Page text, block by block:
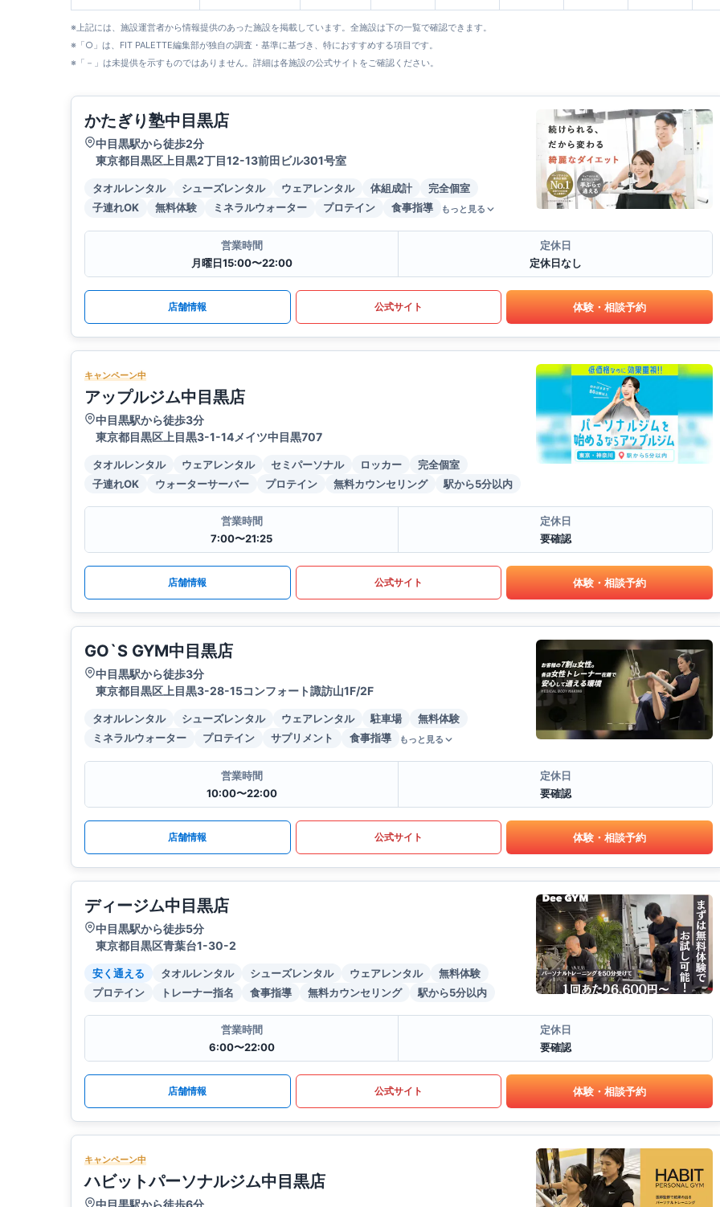
※上記には、施設運営者から情報提供のあった施設を掲載しています。全施設は下の一覧で確認できます。
※「○」は、FIT PALETTE編集部が独自の調査・基準に基づき、特におすすめする項目です。
※「－」は未提供を示すものではありません。詳細は各施設の公式サイトをご確認ください。
かたぎり塾中目黒店
中目黒駅から徒歩2分
東京都目黒区上目黒2丁目12-13前田ビル301号室
タオルレンタル シューズレンタル ウェアレンタル 体組成計
完全個室
子連れOK
無料体験 ミネラルウォーター プロテイン 食事指導 もっと見る
営業時間
月曜日15:00〜22:00
定休日
定休日なし
店舗情報 公式サイト 体験・相談予約
キャンペーン中
アップルジム中目黒店
中目黒駅から徒歩3分
東京都目黒区上目黒3-1-14メイツ中目黒707
タオルレンタル ウェアレンタル セミパーソナル ロッカー
完全個室
子連れOK
ウォーターサーバー プロテイン 無料カウンセリング 駅から5分以内
営業時間
7:00〜21:25
定休日
要確認
店舗情報 公式サイト 体験・相談予約
GO`S GYM中目黒店
中目黒駅から徒歩3分
東京都目黒区上目黒3-28-15コンフォート諏訪山1F/2F
タオルレンタル シューズレンタル ウェアレンタル 駐車場
無料体験
ミネラルウォーター
プロテイン サプリメント 食事指導 もっと見る
営業時間
10:00〜22:00
定休日
要確認
店舗情報 公式サイト 体験・相談予約
ディージム中目黒店
中目黒駅から徒歩5分
東京都目黒区青葉台1-30-2
安く通える タオルレンタル シューズレンタル ウェアレンタル
無料体験
プロテイン
トレーナー指名 食事指導 無料カウンセリング 駅から5分以内
営業時間
6:00〜22:00
定休日
要確認
店舗情報 公式サイト 体験・相談予約
キャンペーン中
ハビットパーソナルジム中目黒店